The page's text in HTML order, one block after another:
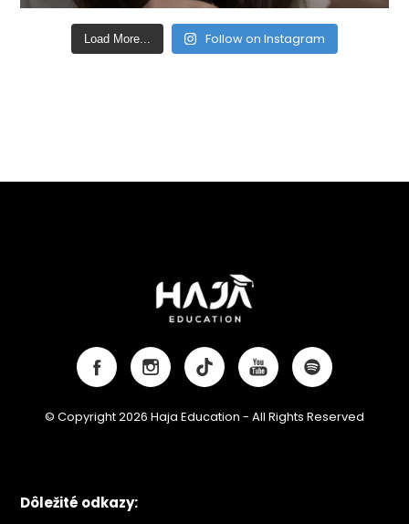
Load More... Follow on Instagram
© Copyright 2026 Haja Education - All Rights Reserved
Dôležité odkazy: